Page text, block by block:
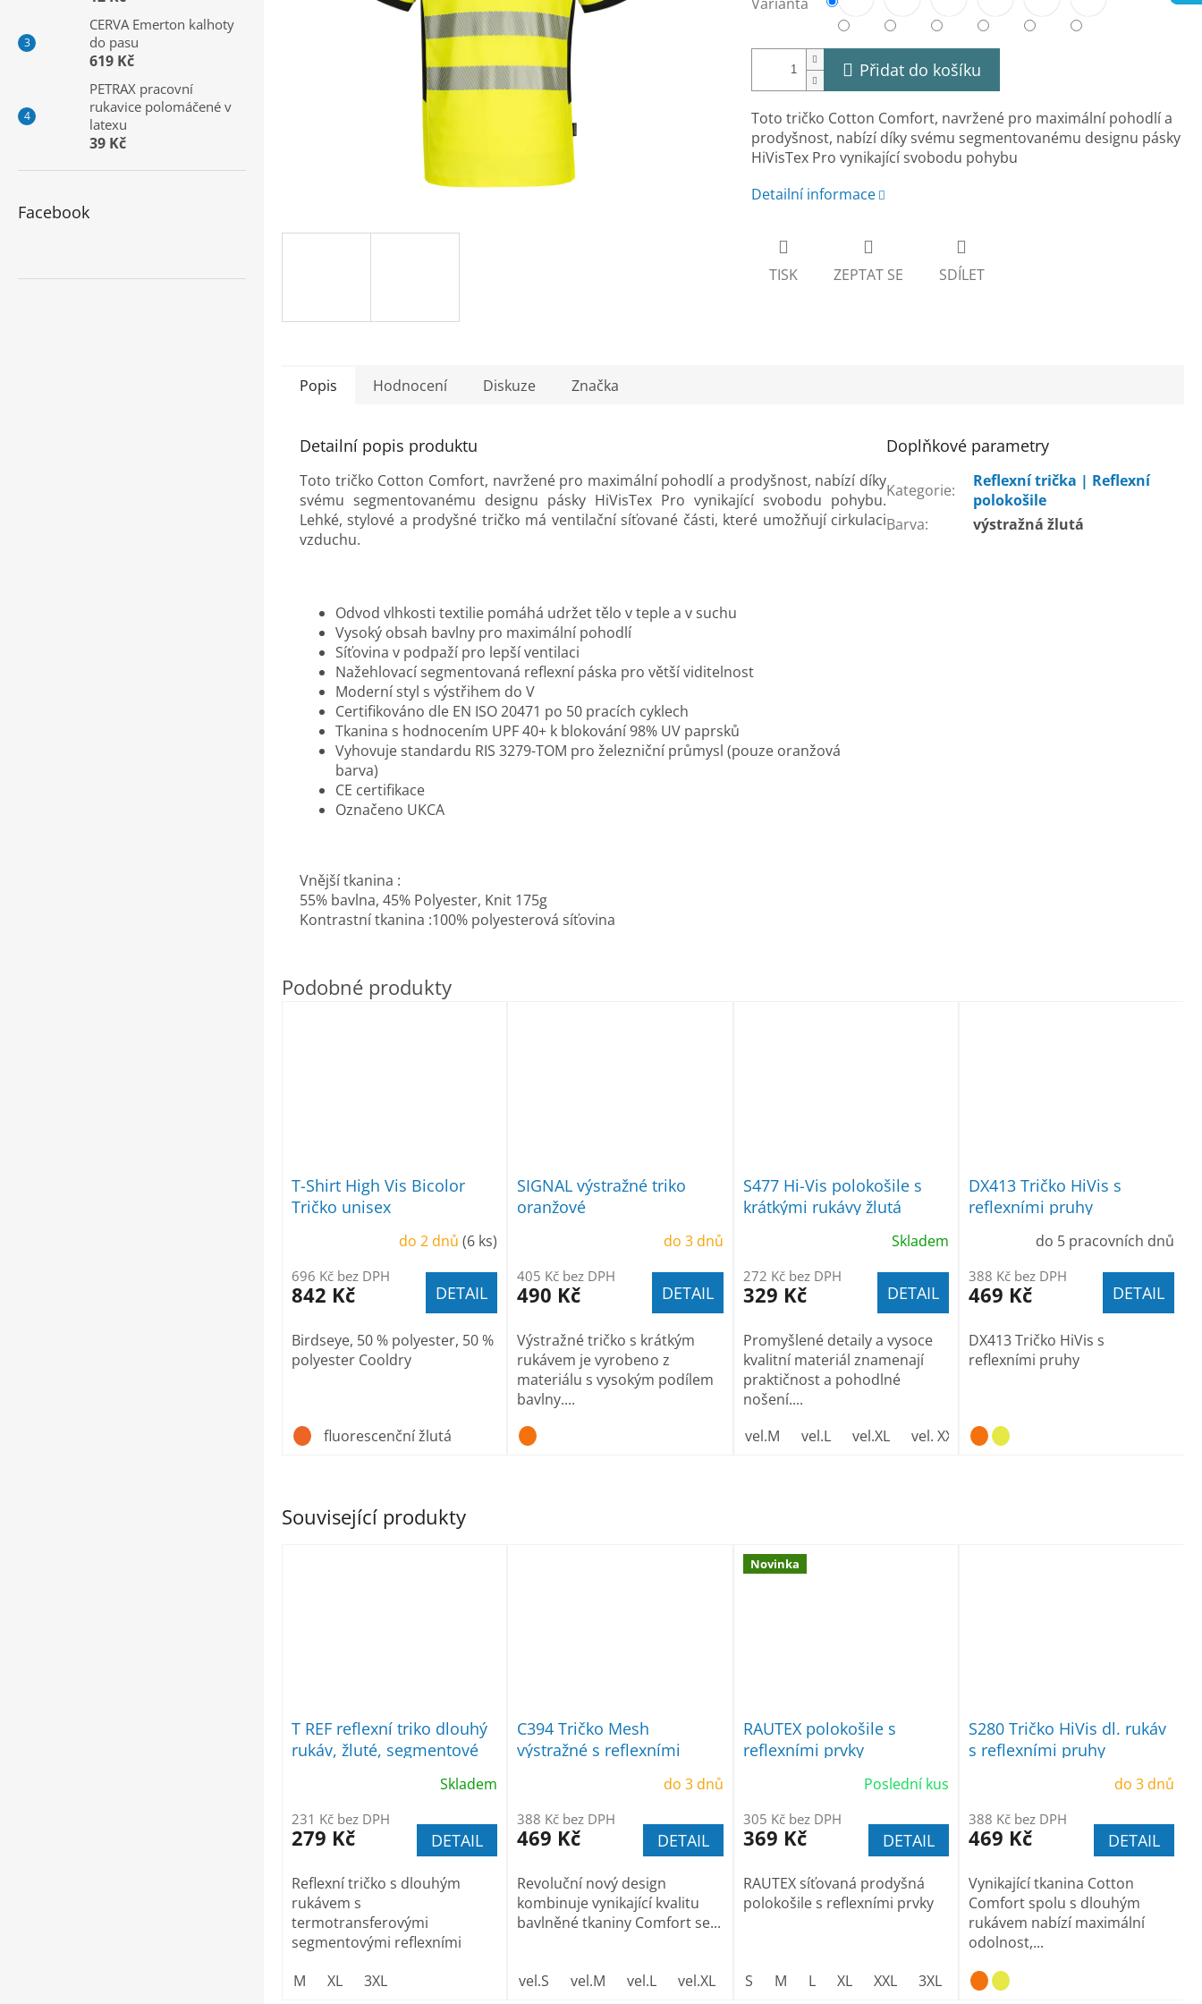
CERVA Emerton kalhoty
do pasu
619 Kč
PETRAX pracovní
rukavice polomáčené v
latexu
39 Kč
Facebook
Přidat do košíku
Toto tričko Cotton Comfort, navržené pro maximální pohodlí a
prodyšnost, nabízí díky svému segmentovanému designu pásky
HiVisTex Pro vynikající svobodu pohybu
Detailní informace
TISK ZEPTAT SE SDÍLET
Související produkty
T REF reflexní triko dlouhý
rukáv, žluté, segmentové
Skladem
231 Kč bez DPH
279 Kč DETAIL
Reflexní tričko s dlouhým
rukávem s
termotransferovými
segmentovými reflexními
M
XL 3XL
C394 Tričko Mesh
výstražné s reflexními
do 3 dnů
388 Kč bez DPH
469 Kč DETAIL
Revoluční nový design
kombinuje vynikající kvalitu
bavlněné tkaniny Comfort se...
vel.S vel.M vel.L vel.XL vel. XXL vel. 3XL
Novinka
RAUTEX polokošile s
reflexními prvky
Poslední kus
305 Kč bez DPH
369 Kč DETAIL
RAUTEX síťovaná prodyšná
polokošile s reflexními prvky
S M L XL XXL 3XL
S280 Tričko HiVis dl. rukáv
s reflexními pruhy
do 3 dnů
388 Kč bez DPH
469 Kč DETAIL
Vynikající tkanina Cotton
Comfort spolu s dlouhým
rukávem nabízí maximální
odolnost,...
Popis Hodnocení Diskuze Značka
Detailní popis produktu
Toto tričko Cotton Comfort, navržené pro maximální pohodlí a prodyšnost, nabízí díky
svému segmentovanému designu pásky HiVisTex Pro vynikající svobodu pohybu.
Lehké, stylové a prodyšné tričko má ventilační síťované části, které umožňují cirkulaci
vzduchu.
Odvod vlhkosti textilie pomáhá udržet tělo v teple a v suchu
Vysoký obsah bavlny pro maximální pohodlí
Síťovina v podpaží pro lepší ventilaci
Nažehlovací segmentovaná reflexní páska pro větší viditelnost
Moderní styl s výstřihem do V
Certifikováno dle EN ISO 20471 po 50 pracích cyklech
Tkanina s hodnocením UPF 40+ k blokování 98% UV paprsků
Vyhovuje standardu RIS 3279-TOM pro železniční průmysl (pouze oranžová
barva)
CE certifikace
Označeno UKCA
Vnější tkanina :
55% bavlna, 45% Polyester, Knit 175g
Kontrastní tkanina :100% polyesterová síťovina
Doplňkové parametry
Kategorie:
Reflexní trička | Reflexní
polokošile
Barva: výstražná žlutá
T-Shirt High Vis Bicolor
Tričko unisex
do 2 dnů(6 ks)
696 Kč bez DPH
842 Kč DETAIL
Birdseye, 50 % polyester, 50 %
polyester Cooldry
fluorescenční žlutá
SIGNAL výstražné triko
oranžové
do 3 dnů
405 Kč bez DPH
490 Kč DETAIL
Výstražné tričko s krátkým
rukávem je vyrobeno z
materiálu s vysokým podílem
bavlny....
S477 Hi-Vis polokošile s
krátkými rukávy žlutá
Skladem
272 Kč bez DPH
329 Kč DETAIL
Promyšlené detaily a vysoce
kvalitní materiál znamenají
praktičnost a pohodlné
nošení....
vel.M
vel.L vel.XL vel. XXL
DX413 Tričko HiVis s
reflexními pruhy
do 5 pracovních dnů
388 Kč bez DPH
469 Kč DETAIL
DX413 Tričko HiVis s
reflexními pruhy